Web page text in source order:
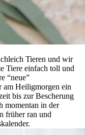
Tieren und wir
Tiere einfach toll und
“neue”
am Heiligmorgen ein
bis zur Bescherung
momentan in der
früher ran und